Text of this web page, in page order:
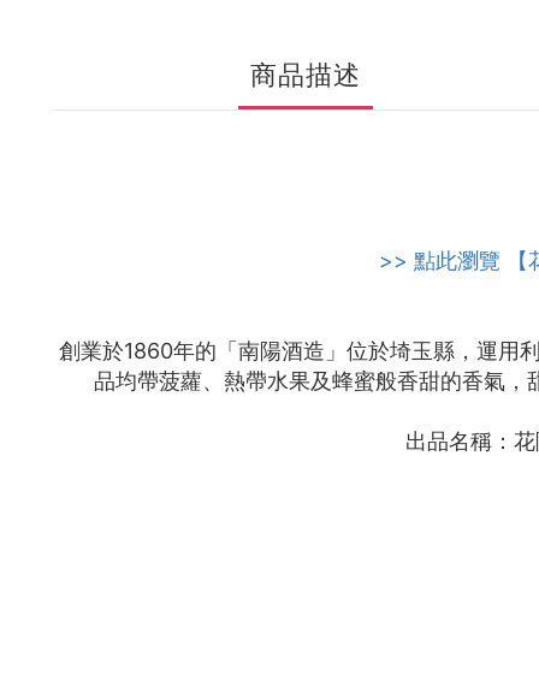
商品描述
>> 點此瀏覽 【
創業於1860年的「南陽酒造」位於埼玉縣，運用
品均帶菠蘿、熱帶水果及蜂蜜般香甜的香氣
出品名稱：